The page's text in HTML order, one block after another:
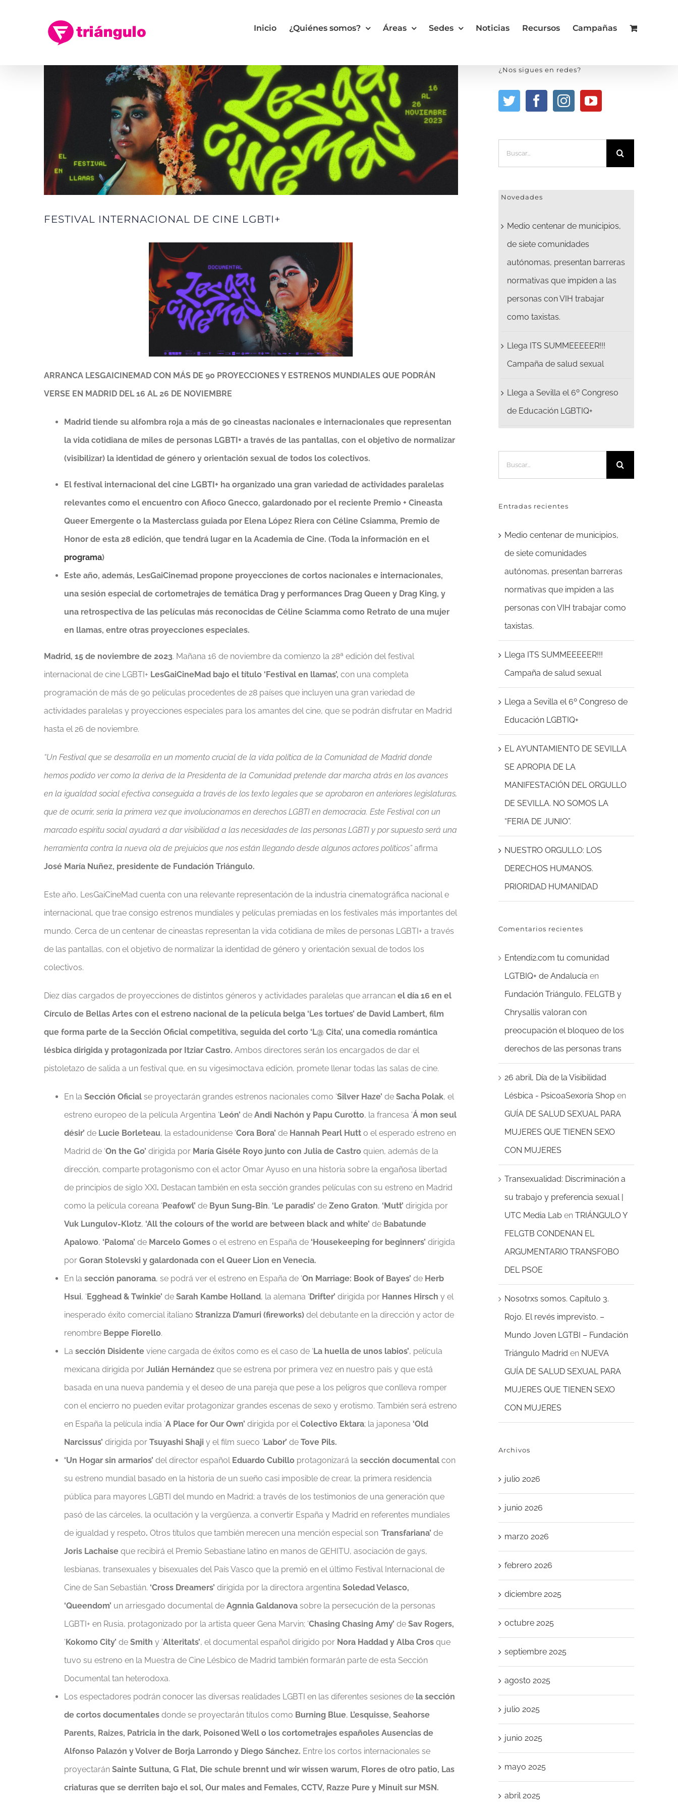
Inicio ¿Quiénes somos? Áreas Sedes Noticias Recursos Campañas
grande
FESTIVAL INTERNACIONAL DE CINE LGBTI+
ARRANCA LESGAICINEMAD CON MÁS DE 90 PROYECCIONES Y ESTRENOS MUNDIALES QUE PODRÁN
VERSE EN MADRID DEL 16 AL 26 DE NOVIEMBRE
Madrid tiende su alfombra roja a más de 90 cineastas nacionales e internacionales que representan
la vida cotidiana de miles de personas LGBTI+ a través de las pantallas, con el objetivo de normalizar
(visibilizar) la identidad de género y orientación sexual de todos los colectivos.
El festival internacional del cine LGBTI+ ha organizado una gran variedad de actividades paralelas
relevantes como el encuentro con Afioco Gnecco, galardonado por el reciente Premio + Cineasta
Queer Emergente o la Masterclass guiada por Elena López Riera con Céline Csiamma, Premio de
Honor de esta 28 edición, que tendrá lugar en la Academia de Cine. (Toda la información en el
programa)
Este año, además, LesGaiCinemad propone proyecciones de cortos nacionales e internacionales,
una sesión especial de cortometrajes de temática Drag y performances Drag Queen y Drag King, y
una retrospectiva de las películas más reconocidas de Céline Sciamma como Retrato de una mujer
en llamas, entre otras proyecciones especiales.
Madrid, 15 de noviembre de 2023. Mañana 16 de noviembre da comienzo la 28ª edición del festival
internacional de cine LGBTI+ LesGaiCineMad bajo el título ‘Festival en llamas’, con una completa
programación de más de 90 películas procedentes de 28 países que incluyen una gran variedad de
actividades paralelas y proyecciones especiales para los amantes del cine, que se podrán disfrutar en Madrid
hasta el 26 de noviembre.
“Un Festival que se desarrolla en un momento crucial de la vida política de la Comunidad de Madrid donde
hemos podido ver como la deriva de la Presidenta de la Comunidad pretende dar marcha atrás en los avances
en la igualdad social efectiva conseguida a través de los texto legales que se aprobaron en anteriores legislaturas,
que de ocurrir, sería la primera vez que involucionamos en derechos LGBTI en democracia. Este Festival con un
marcado espíritu social ayudará a dar visibilidad a las necesidades de las personas LGBTI y por supuesto será una
herramienta contra la nueva ola de prejuicios que nos están llegando desde algunos actores políticos”afirma
José María Nuñez, presidente de Fundación Triángulo.
Este año, LesGaiCineMad cuenta con una relevante representación de la industria cinematográfica nacional e
internacional, que trae consigo estrenos mundiales y películas premiadas en los festivales más importantes del
mundo. Cerca de un centenar de cineastas representan la vida cotidiana de miles de personas LGBTI+ a través
de las pantallas, con el objetivo de normalizar la identidad de género y orientación sexual de todos los
colectivos.
Diez días cargados de proyecciones de distintos géneros y actividades paralelas que arrancan el día 16 en el
Círculo de Bellas Artes con el estreno nacional de la película belga ‘Les tortues’ de David Lambert, film
que forma parte de la Sección Oficial competitiva, seguida del corto ‘L@ Cita’, una comedia romántica
lésbica dirigida y protagonizada por Itziar Castro. Ambos directores serán los encargados de dar el
pistoletazo de salida a un festival que, en su vigesimoctava edición, promete llenar todas las salas de cine.
En la Sección Oficial se proyectarán grandes estrenos nacionales como ‘Silver Haze’ de Sacha Polak, el
estreno europeo de la película Argentina ‘León’ de Andi Nachón y Papu Curotto, la francesa ‘Á mon seul
désir’ de Lucie Borleteau, la estadounidense ‘Cora Bora’ de Hannah Pearl Hutt o el esperado estreno en
Madrid de ‘On the Go’ dirigida por María Giséle Royo junto con Julia de Castro quien, además de la
dirección, comparte protagonismo con el actor Omar Ayuso en una historia sobre la engañosa libertad
de principios de siglo XXI. Destacan también en esta sección grandes películas con su estreno en Madrid
como la película coreana ‘Peafowl’ de Byun Sung-Bin, ‘Le paradis’ de Zeno Graton, ‘Mutt’ dirigida por
Vuk Lungulov-Klotz, ‘All the colours of the world are between black and white’ de Babatunde
Apalowo, ‘Paloma’ de Marcelo Gomes o el estreno en España de ‘Housekeeping for beginners’ dirigida
por Goran Stolevski y galardonada con el Queer Lion en Venecia.
En la sección panorama, se podrá ver el estreno en España de ‘On Marriage: Book of Bayes’ de Herb
Hsui, ‘Egghead & Twinkie’ de Sarah Kambe Holland, la alemana ‘Drifter’ dirigida por Hannes Hirsch y el
inesperado éxito comercial italiano Stranizza D’amuri (fireworks) del debutante en la dirección y actor de
renombre Beppe Fiorello.
La sección Disidente viene cargada de éxitos como es el caso de ‘La huella de unos labios’, película
mexicana dirigida por Julián Hernández que se estrena por primera vez en nuestro país y que está
basada en una nueva pandemia y el deseo de una pareja que pese a los peligros que conlleva romper
con el encierro no pueden evitar protagonizar grandes escenas de sexo y erotismo. También será estreno
en España la película india ‘A Place for Our Own’ dirigida por elColectivo Ektara; la japonesa ‘Old
Narcissus’ dirigida por Tsuyashi Shaji y el film sueco ‘Labor’ de Tove Pils.
‘Un Hogar sin armarios’ del director español Eduardo Cubillo protagonizará la sección documental con
su estreno mundial basado en la historia de un sueño casi imposible de crear, la primera residencia
pública para mayores LGBTI del mundo en Madrid; a través de los testimonios de una generación que
pasó de las cárceles, la ocultación y la vergüenza, a convertir España y Madrid en referentes mundiales
de igualdad y respeto. Otros títulos que también merecen una mención especial son ‘Transfariana’ de
Joris Lachaise que recibirá el Premio Sebastiane latino en manos de GEHITU, asociación de gays,
lesbianas, transexuales y bisexuales del País Vasco que la premió en el último Festival Internacional de
Cine de San Sebastián. ‘Cross Dreamers’ dirigida por la directora argentina Soledad Velasco,
‘Queendom’ un arriesgado documental de Agnnia Galdanova sobre la persecución de la personas
LGBTI+ en Rusia, protagonizado por la artista queer Gena Marvin; ‘Chasing Chasing Amy’ de Sav Rogers,
‘Kokomo City’ de Smith y ‘Alteritats’, el documental español dirigido por Nora Haddad y Alba Cros que
tuvo su estreno en la Muestra de Cine Lésbico de Madrid también formarán parte de esta Sección
Documental tan heterodoxa.
Los espectadores podrán conocer las diversas realidades LGBTI en las diferentes sesiones de la sección
de cortos documentales donde se proyectarán títulos como Burning Blue, L’esquisse, Seahorse
Parents, Raizes, Patricia in the dark, Poisoned Well o los cortometrajes españoles Ausencias de
Alfonso Palazón y Volver de Borja Larrondo y Diego Sánchez. Entre los cortos internacionales se
proyectarán Sainte Sultuna, G Flat, Die schule brennt und wir wissen warum, Flores de otro patio, Las
criaturas que se derriten bajo el sol, Our males and Females, CCTV, Razze Pure y Minuit sur MSN.
¿Nos sigues en redes?
Novedades
Medio centenar de municipios,
de siete comunidades
autónomas, presentan barreras
normativas que impiden a las
personas con VIH trabajar
como taxistas.
Llega ITS SUMMEEEEER!!!
Campaña de salud sexual
Llega a Sevilla el 6º Congreso
de Educación LGBTIQ+
Entradas recientes
Medio centenar de municipios,
de siete comunidades
autónomas, presentan barreras
normativas que impiden a las
personas con VIH trabajar como
taxistas.
Llega ITS SUMMEEEEER!!!
Campaña de salud sexual
Llega a Sevilla el 6º Congreso de
Educación LGBTIQ+
EL AYUNTAMIENTO DE SEVILLA
SE APROPIA DE LA
MANIFESTACIÓN DEL ORGULLO
DE SEVILLA. NO SOMOS LA
“FERIA DE JUNIO”.
NUESTRO ORGULLO: LOS
DERECHOS HUMANOS.
PRIORIDAD HUMANIDAD
Comentarios recientes
Entendi2.com tu comunidad
LGTBIQ+ de Andalucía en
Fundación Triángulo, FELGTB y
Chrysallis valoran con
preocupación el bloqueo de los
derechos de las personas trans
26 abril, Día de la Visibilidad
Lésbica - PsicoaSexoría Shopen
GUÍA DE SALUD SEXUAL PARA
MUJERES QUE TIENEN SEXO
CON MUJERES
Transexualidad: Discriminación a
su trabajo y preferencia sexual |
UTC Media Laben TRIÁNGULO Y
FELGTB CONDENAN EL
ARGUMENTARIO TRANSFOBO
DEL PSOE
Nosotrxs somos. Capítulo 3.
Rojo. El revés imprevisto. –
Mundo Joven LGTBI – Fundación
Triángulo Madrid en NUEVA
GUÍA DE SALUD SEXUAL PARA
MUJERES QUE TIENEN SEXO
CON MUJERES
Archivos
julio 2026
junio 2026
marzo 2026
febrero 2026
diciembre 2025
octubre 2025
septiembre 2025
agosto 2025
julio 2025
junio 2025
mayo 2025
abril 2025